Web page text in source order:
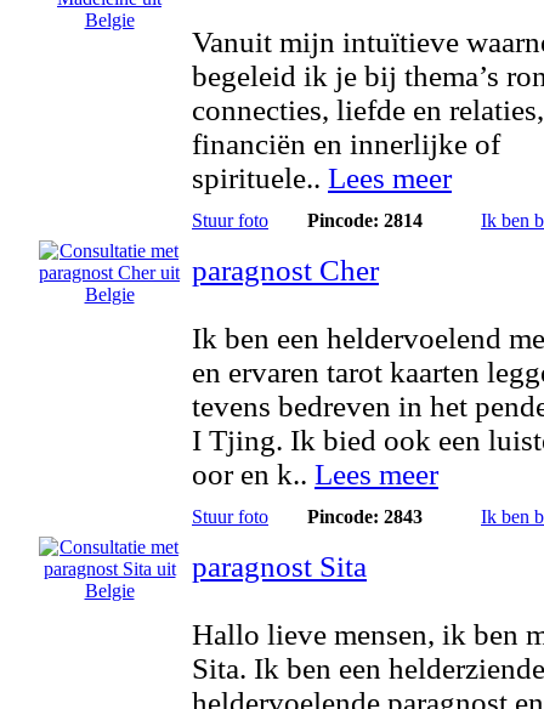
Vanuit mijn intuïtieve
begeleid ik je bij thema’s
connecties, liefde en
financiën en innerlijke of
spirituele.. Lees meer
Stuur foto Pincode: 2814 Ik ben
paragnost Cher
Ik ben een heldervoelend
en ervaren tarot kaarten
tevens bedreven in het
I Tjing. Ik bied ook een
oor en k.. Lees meer
Stuur foto Pincode: 2843 Ik ben
paragnost Sita
Hallo lieve mensen, ik ben
Sita. Ik ben een
heldervoelende paragnost